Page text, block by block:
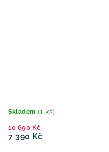
Skladem (1 ks)
7 390 Kč
10 690 Kč